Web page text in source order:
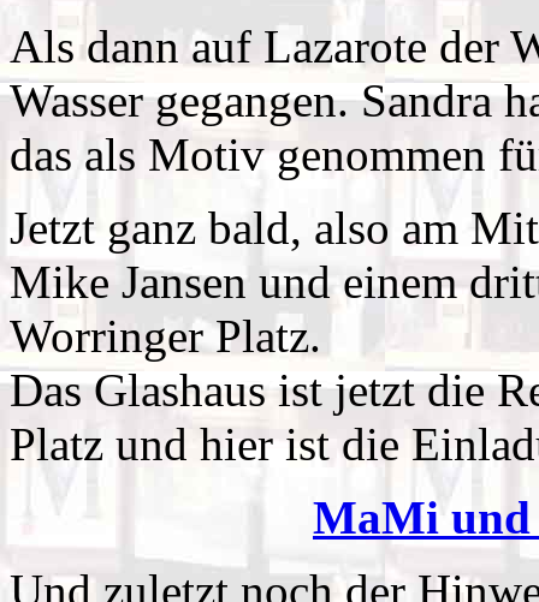
Als dann auf Lazarote der
Wasser gegangen. Sandra
das als Motiv genommen
Jetzt ganz bald, also am
Mike Jansen und einem
Worringer Platz.
Das Glashaus ist jetzt die
Platz und hier ist die
MaMi
Und zuletzt noch der